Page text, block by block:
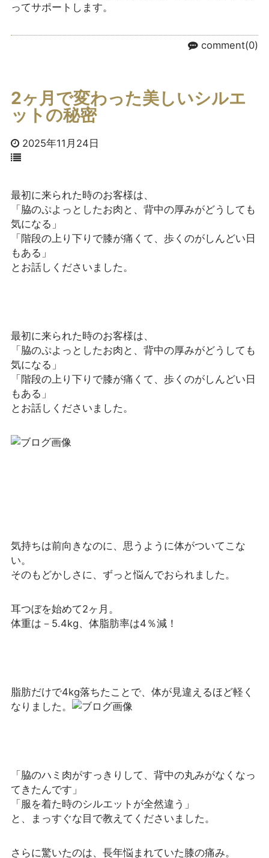
ってサポートします。
comment(0)
2ヶ月で変わった美しいシルエ
ットの秘密
2025年11月24日
最初に来られた時のお客様は、
「脇のぷよっとしたお肉と、背中の厚みがどうしても
気になる」
「階段の上り下りで膝が痛くて、歩くのがしんどい日
もある」
とお話しくださいました。
最初に来られた時のお客様は、
「脇のぷよっとしたお肉と、背中の厚みがどうしても
気になる」
「階段の上り下りで膝が痛くて、歩くのがしんどい日
もある」
とお話しくださいました。
気持ちは前向きなのに、思うように体がついてこな
い。
そのもどかしさに、ずっと悩んでおられました。
耳つぼを始めて2ヶ月。
体重は－5.4kg、体脂肪率は4％減！
脂肪だけで4kg落ちたことで、体が見違えるほど軽く
なりました。
「脇のハミ肉がすっきりして、背中の丸みがなくなっ
てきたんです」
「服を着た時のシルエットが全然違う」
と、まっすぐな目で教えてくださいました。
さらに驚いたのは、長年悩まれていた膝の痛み。